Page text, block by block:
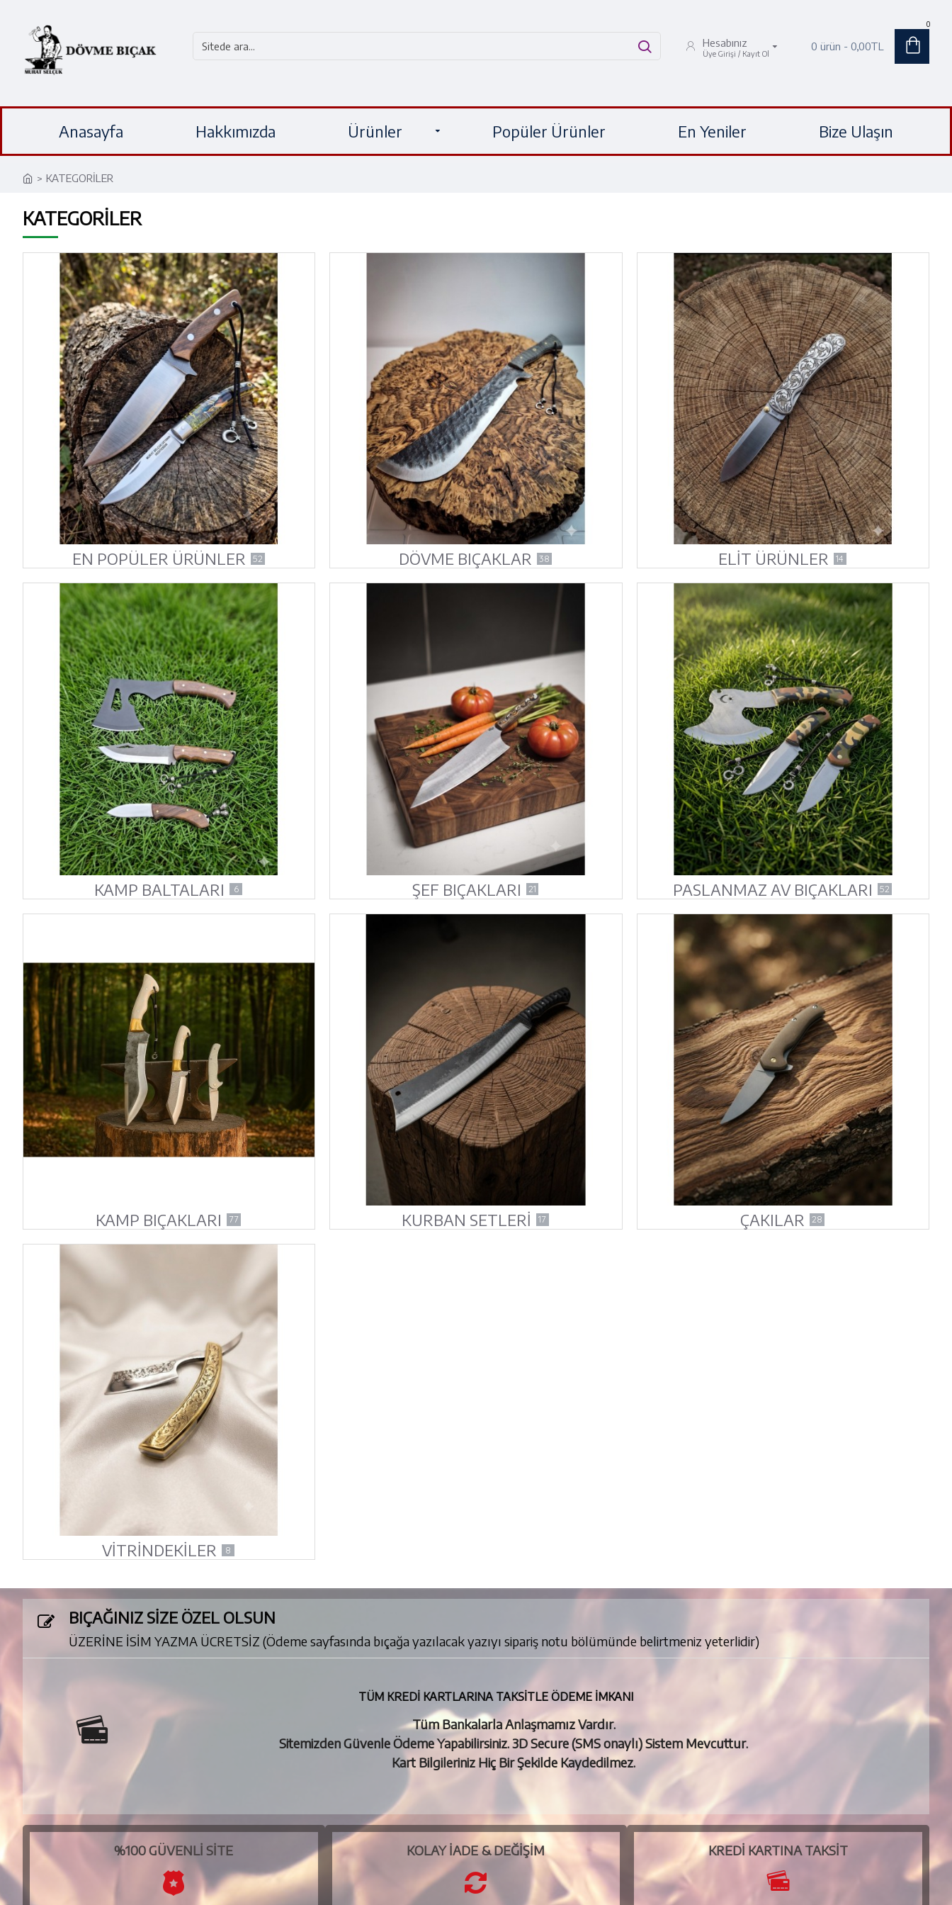
Hesabınız
Üye Girişi / Kayıt Ol
0 ürün - 0,00TL
0
Anasayfa Hakkımızda Ürünler Popüler Ürünler En Yeniler Bize Ulaşın
KATEGORİLER
KATEGORİLER
EN POPÜLER ÜRÜNLER 52 DÖVME BIÇAKLAR 38 ELİT ÜRÜNLER 14
KAMP BALTALARI 6 ŞEF BIÇAKLARI 21 PASLANMAZ AV BIÇAKLARI 52
KAMP BIÇAKLARI 77 KURBAN SETLERİ 17 ÇAKILAR 28
VİTRİNDEKİLER 8
BIÇAĞINIZ SİZE ÖZEL OLSUN
ÜZERİNE İSİM YAZMA ÜCRETSİZ (Ödeme sayfasında bıçağa yazılacak yazıyı sipariş notu bölümünde belirtmeniz yeterlidir)
TÜM KREDİ KARTLARINA TAKSİTLE ÖDEME İMKANI
Tüm Bankalarla Anlaşmamız Vardır.
Sitemizden Güvenle Ödeme Yapabilirsiniz. 3D Secure (SMS onaylı) Sistem Mevcuttur.
Kart Bilgileriniz Hiç Bir Şekilde Kaydedilmez.
%100 GÜVENLI SITE KOLAY İADE & DEĞIŞIM KREDI KARTINA TAKSIT